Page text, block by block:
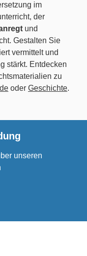
im
der
und
Gestalten Sie
vermittelt und
stärkt. Entdecken
zu
oder Geschichte.
unseren